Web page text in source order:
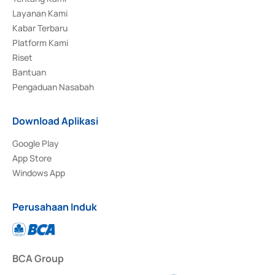
Layanan Kami
Kabar Terbaru
Platform Kami
Riset
Bantuan
Pengaduan Nasabah
Download Aplikasi
Google Play
App Store
Windows App
Perusahaan Induk
BCA Group